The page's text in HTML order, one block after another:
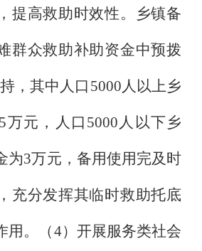
提高救助时效性。乡镇备
群众救助补助资金中预拨
，其中人口 5000人以上乡
5万元，人口 5000 人以下乡
为3万元，备用使用完及时
充分发挥其临时救助托底
用。（4）开展服务类社会